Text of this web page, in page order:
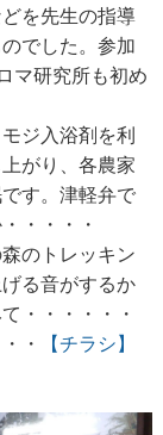
を先生の指導
でした。参加
マ研究所も初め
ジ入浴剤を利
がり、各農家
す。津軽弁で
・・・・
のトレッキン
る音がするか
・・・・・・
・
【チラシ】